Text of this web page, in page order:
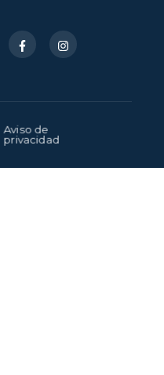
Aviso de
privacidad